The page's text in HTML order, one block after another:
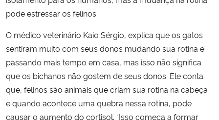
Advocacia-Geral da União
Banco Central do Brasil
Planalto
pode estressar os felinos.
O médico veterinário Kaio Sérgio, explica que os gatos
sentiram muito com seus donos mudando sua rotina e
passando mais tempo em casa, mas isso não significa
que os bichanos não gostem de seus donos. Ele conta
que, felinos são animais que criam sua rotina na cabeça
e quando acontece uma quebra nessa rotina, pode
causar o aumento do cortisol. “Isso começa a formar